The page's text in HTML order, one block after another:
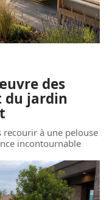
des
du jardin
recourir à une pelouse
incontournable